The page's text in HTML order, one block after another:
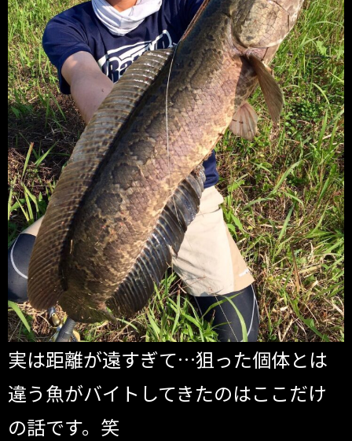
実は距離が遠すぎて…狙った個体とは
違う魚がバイトしてきたのはここだけ
の話です。笑